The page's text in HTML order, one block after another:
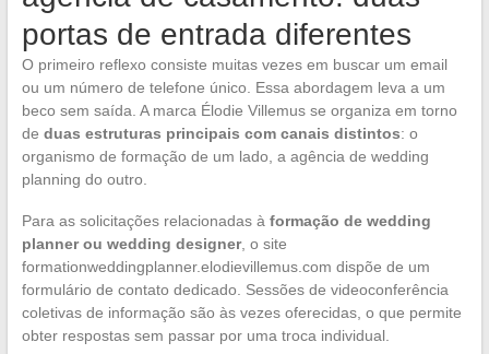
portas de entrada diferentes
O primeiro reflexo consiste muitas vezes em buscar um email
ou um número de telefone único. Essa abordagem leva a um
beco sem saída. A marca Élodie Villemus se organiza em torno
de duas estruturas principais com canais distintos: o
organismo de formação de um lado, a agência de wedding
planning do outro.
Para as solicitações relacionadas à formação de wedding
planner ou wedding designer, o site
formationweddingplanner.elodievillemus.com dispõe de um
formulário de contato dedicado. Sessões de videoconferência
coletivas de informação são às vezes oferecidas, o que permite
obter respostas sem passar por uma troca individual.